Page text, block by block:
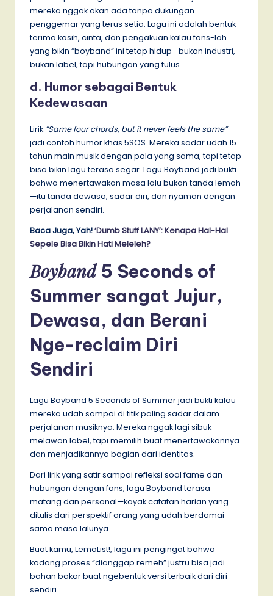
mereka nggak akan ada tanpa dukungan
penggemar yang terus setia. Lagu ini adalah bentuk
terima kasih, cinta, dan pengakuan kalau fans-lah
yang bikin “boyband” ini tetap hidup—bukan industri,
bukan label, tapi hubungan yang tulus.
d. Humor sebagai Bentuk
Kedewasaan
Lirik “Same four chords, but it never feels the same”
jadi contoh humor khas 5SOS. Mereka sadar udah 15
tahun main musik dengan pola yang sama, tapi tetap
bisa bikin lagu terasa segar. Lagu Boyband jadi bukti
bahwa menertawakan masa lalu bukan tanda lemah
—itu tanda dewasa, sadar diri, dan nyaman dengan
perjalanan sendiri.
Baca Juga, Yah!‘Dumb Stuff LANY’: Kenapa Hal-Hal
Sepele Bisa Bikin Hati Meleleh?
Boyband5 Seconds of
Summer sangat Jujur,
Dewasa, dan Berani
Nge-reclaim Diri
Sendiri
Lagu Boyband 5 Seconds of Summer jadi bukti kalau
mereka udah sampai di titik paling sadar dalam
perjalanan musiknya. Mereka nggak lagi sibuk
melawan label, tapi memilih buat menertawakannya
dan menjadikannya bagian dari identitas.
Dari lirik yang satir sampai refleksi soal fame dan
hubungan dengan fans, lagu Boyband terasa
matang dan personal—kayak catatan harian yang
ditulis dari perspektif orang yang udah berdamai
sama masa lalunya.
Buat kamu, LemoList!, lagu ini pengingat bahwa
kadang proses “dianggap remeh” justru bisa jadi
bahan bakar buat ngebentuk versi terbaik dari diri
sendiri.